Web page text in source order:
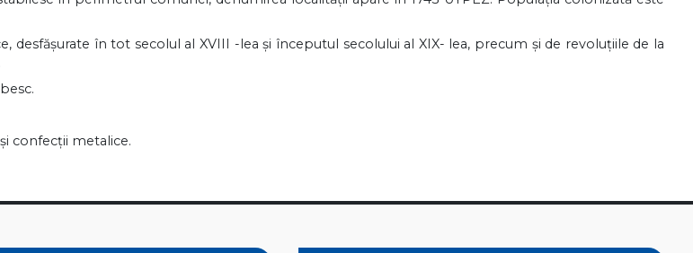
în tot secolul al XVIII -lea şi începutul secolului al XIX- lea, precum şi de revoluţiile de la
confecţii metalice.